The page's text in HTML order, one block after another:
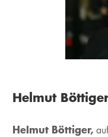
Helmut
Helmut Böttiger,